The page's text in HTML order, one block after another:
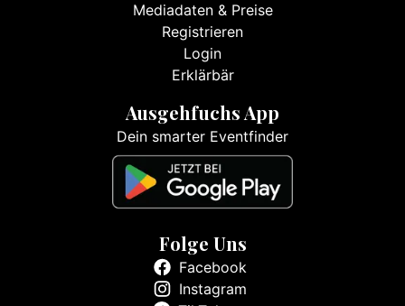
Mediadaten & Preise
Registrieren
Login
Erklärbär
Ausgehfuchs App
Dein smarter Eventfinder
Folge Uns
Facebook
Instagram